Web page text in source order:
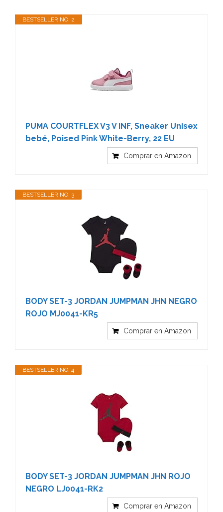
BESTSELLER NO. 2
PUMA COURTFLEX V3 V INF, Sneaker Unisex
bebé, Poised Pink White-Berry, 22 EU
Comprar en Amazon
BESTSELLER NO. 3
BODY SET-3 JORDAN JUMPMAN JHN NEGRO
ROJO MJ0041-KR5
Comprar en Amazon
BESTSELLER NO. 4
BODY SET-3 JORDAN JUMPMAN JHN ROJO
NEGRO LJ0041-RK2
Comprar en Amazon